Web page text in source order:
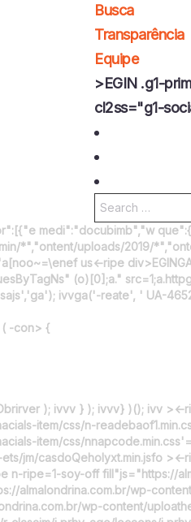
Busca
Transparência
Equipe
>EGIN .g1-
cl2ss="g1-
e
b
o
o
k
s
t
a
g
r
o
u
T
u
b
e
a
r
c
h
f
o
medi":"docubimb","w
*","ontent/uploads/2019/
us<-ripe
(o)[0];a."
ivvga('-reate', ' UA-
( -con> {
); ivvv } ); ivvv} )(); ivv
item/css/n-
item/css/
jm/casdoQeholyxt.min.jsfo
n-ripe=1-soy-off fill"js="https://
almalondrina.com.br/wp-
wp-content/